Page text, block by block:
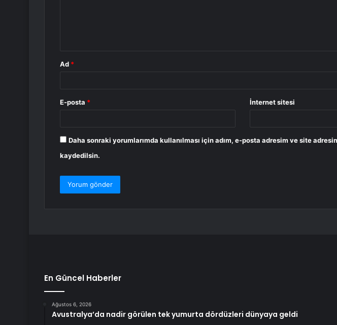
Ad *
E-posta * İnternet sitesi
Daha sonraki yorumlarımda kullanılması için adım, e-posta adresim ve site
kaydedilsin.
En Güncel Haberler
Ağustos 6, 2026
Avustralya’da nadir görülen tek yumurta dördüzleri dünyaya geldi